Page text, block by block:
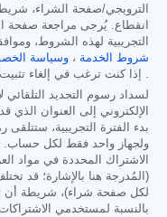
الترويجي/صفحة الشراء،
انقطاع. يُرجى مراجعة صفحة
التجريبية لهذه الشروط،
شروط الخدمة ، وسياسة
. إذا كنت ترغب في إلغاء تثبيت SpyHunter،
لسداد رسوم التجديد التلقائي
الإلكتروني إلى العنوان
بدء الفترة التجريبية،
ولجهاز واحد فقط لكل حساب.
الاشتراك المحددة في مواد
(المُدرجة هنا بالإشارة؛ قد
لكل صفحة شراء)، شريطة أن
بالنسبة لمستخدمي